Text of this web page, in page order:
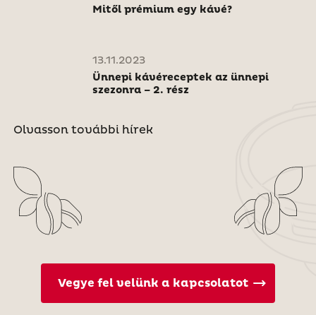
Mitől prémium egy kávé?
13.11.2023
Ünnepi kávéreceptek az ünnepi
szezonra – 2. rész
Olvasson további hírek
Vegye fel velünk a kapcsolatot